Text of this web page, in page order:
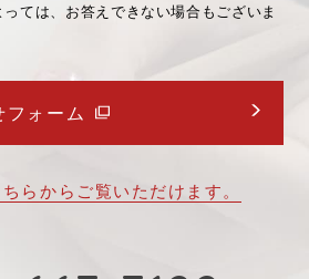
ては、お答えできない場合もございま
フォーム
らからご覧いただけます。